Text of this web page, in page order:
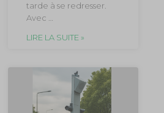
tarde à se redresser.
Avec …
LIRE LA SUITE »